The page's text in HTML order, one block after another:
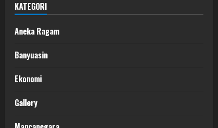
KATEGORI
Aneka Ragam
Banyuasin
Ekonomi
Gallery